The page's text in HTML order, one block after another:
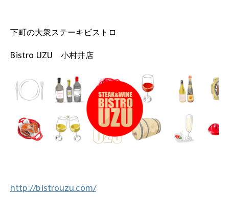
下町の大衆ステーキビストロ
Bistro UZU 小村井店
http://bistrouzu.com/